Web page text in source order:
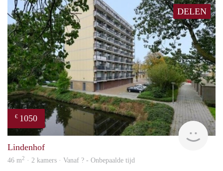
DELEN
€ 1050
rent
Lindenhof
46 m2 · 2 kamers · Vanaf ? - Onbepaalde tijd